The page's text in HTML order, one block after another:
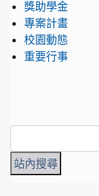
獎助學金
專案計畫
校園動態
重要行事